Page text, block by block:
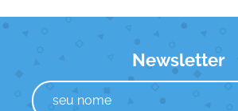
Newsletter